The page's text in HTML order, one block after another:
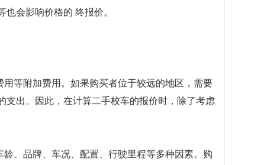
会影响价格的 终报价。
等附加费用。如果购买者位于较远的地区，需要
出。因此，在计算二手校车的报价时，除了考虑
、品牌、车况、配置、行驶里程等多种因素。购